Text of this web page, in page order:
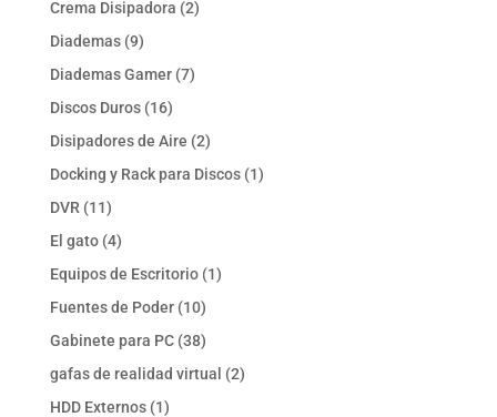
Crema Disipadora 22
Diademas 99
productos
Diademas Gamer 77
Discos Duros 1616
productos
Disipadores de Aire 22
productos
Docking y Rack para Discos 11
DVR 1111
productos
El gato 44
productos
Equipos de Escritorio 11
Fuentes de Poder 1010
productos
Gabinete para PC 3838
productos
gafas de realidad virtual 22
HDD Externos 11